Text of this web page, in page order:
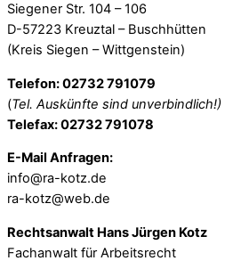
Siegener Str. 104 – 106
D-57223 Kreuztal – Buschhütten
(Kreis Siegen – Wittgenstein)
Telefon: 02732 791079
(Tel. Auskünfte sind unverbindlich!)
Telefax: 02732 791078
E-Mail Anfragen:
info@ra-kotz.de
ra-kotz@web.de
Rechtsanwalt Hans Jürgen Kotz
Fachanwalt für Arbeitsrecht